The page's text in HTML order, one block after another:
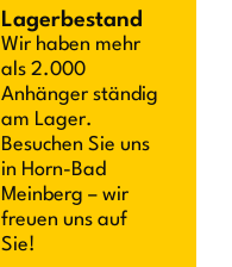
Lagerbestand
Wir haben mehr
als 2.000
Anhänger ständig
am Lager.
Besuchen Sie uns
in Horn-Bad
Meinberg – wir
freuen uns auf
Sie!